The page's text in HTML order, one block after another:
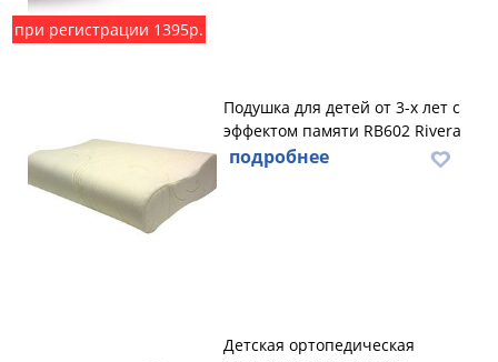
при регистрации 1395р.
Подушка для детей от 3-х лет с
эффектом памяти RB602 Rivera
подробнее
Детская ортопедическая